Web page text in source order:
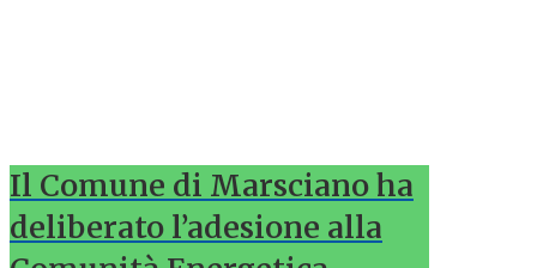
Il Comune di Marsciano ha
deliberato l’adesione alla